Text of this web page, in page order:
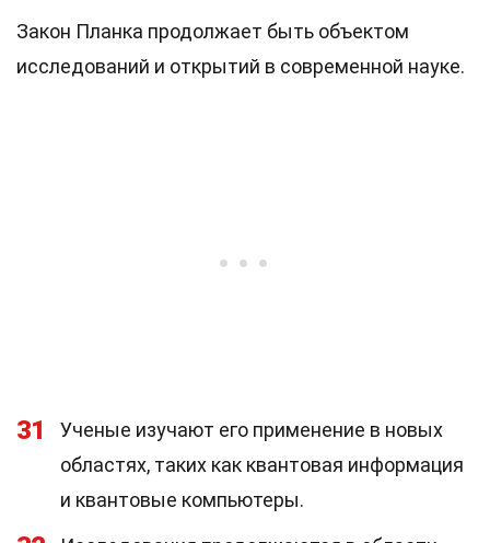
Закон Планка продолжает быть объектом
исследований и открытий в современной науке.
31
Ученые изучают его применение в новых
областях, таких как квантовая информация
и квантовые компьютеры.